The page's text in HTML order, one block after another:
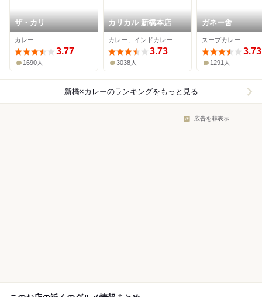
ザ・カリ
カレー
3.77
1690人
カリカル 新橋本店
カレー、インドカレー
3.73
3038人
ガネー舎
スープカレー
3.73
1291人
新橋×カレーのランキングをもっと見る
広告を非表示